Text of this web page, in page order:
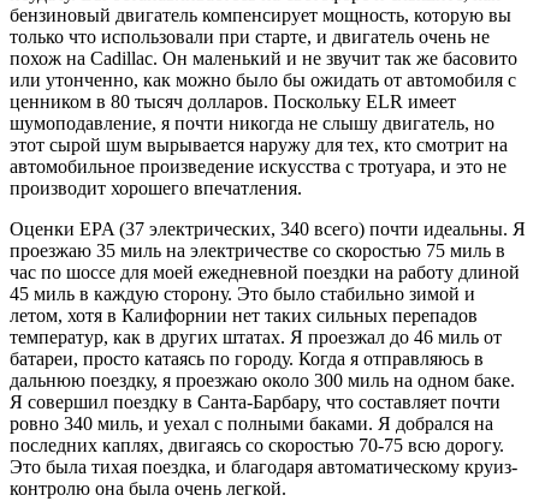
бензиновый двигатель компенсирует мощность, которую вы
только что использовали при старте, и двигатель очень не
похож на Cadillac. Он маленький и не звучит так же басовито
или утонченно, как можно было бы ожидать от автомобиля с
ценником в 80 тысяч долларов. Поскольку ELR имеет
шумоподавление, я почти никогда не слышу двигатель, но
этот сырой шум вырывается наружу для тех, кто смотрит на
автомобильное произведение искусства с тротуара, и это не
производит хорошего впечатления.
Оценки EPA (37 электрических, 340 всего) почти идеальны. Я
проезжаю 35 миль на электричестве со скоростью 75 миль в
час по шоссе для моей ежедневной поездки на работу длиной
45 миль в каждую сторону. Это было стабильно зимой и
летом, хотя в Калифорнии нет таких сильных перепадов
температур, как в других штатах. Я проезжал до 46 миль от
батареи, просто катаясь по городу. Когда я отправляюсь в
дальнюю поездку, я проезжаю около 300 миль на одном баке.
Я совершил поездку в Санта-Барбару, что составляет почти
ровно 340 миль, и уехал с полными баками. Я добрался на
последних каплях, двигаясь со скоростью 70-75 всю дорогу.
Это была тихая поездка, и благодаря автоматическому круиз-
контролю она была очень легкой.